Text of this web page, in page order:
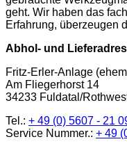
geht. Wir haben das
Erfahrung, überzeugen
Abhol- und
Fritz-Erler-Anlage
Am Fliegerhorst 14
34233 Fuldatal/
Tel.: + 49 (0) 5607 - 21
Service Nummer.: + 49